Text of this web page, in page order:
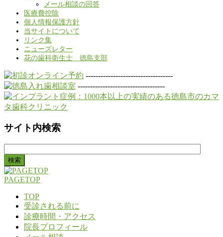
メール相談の回答
医療費控除
個人情報保護方針
当サイトについて
リンク集
ニューズレター
花の歯科衛生士 徳島支部
-----------------------------------
-----------------------------------
サイト内検索
索:
PAGETOP
TOP
受診される前に
診療時間・アクセス
院長プロフィール